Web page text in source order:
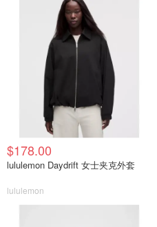
$178.00
lululemon Daydrift 女士夹克外套
lululemon